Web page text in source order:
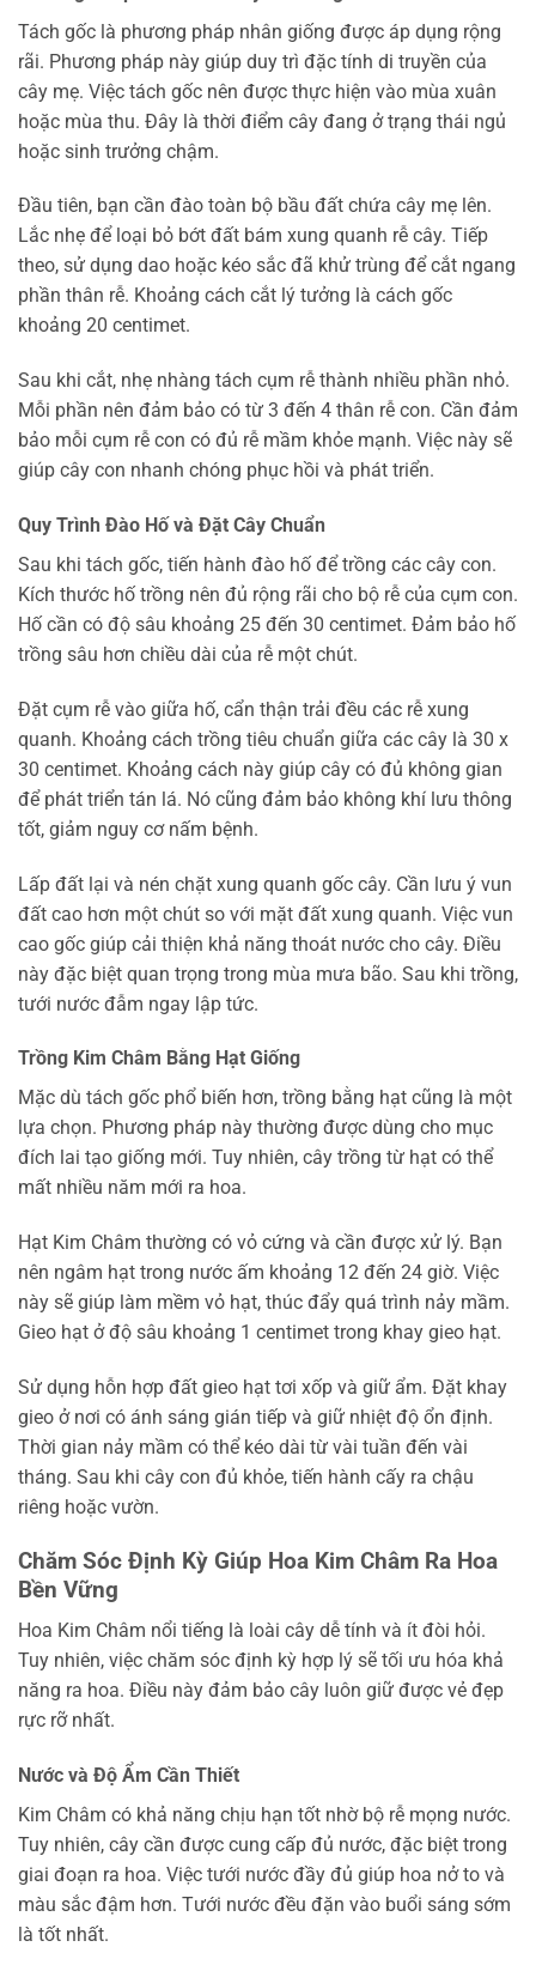
Tách gốc là phương pháp nhân giống được áp dụng rộng
rãi. Phương pháp này giúp duy trì đặc tính di truyền của
cây mẹ. Việc tách gốc nên được thực hiện vào mùa xuân
hoặc mùa thu. Đây là thời điểm cây đang ở trạng thái ngủ
hoặc sinh trưởng chậm.
Đầu tiên, bạn cần đào toàn bộ bầu đất chứa cây mẹ lên.
Lắc nhẹ để loại bỏ bớt đất bám xung quanh rễ cây. Tiếp
theo, sử dụng dao hoặc kéo sắc đã khử trùng để cắt ngang
phần thân rễ. Khoảng cách cắt lý tưởng là cách gốc
khoảng 20 centimet.
Sau khi cắt, nhẹ nhàng tách cụm rễ thành nhiều phần nhỏ.
Mỗi phần nên đảm bảo có từ 3 đến 4 thân rễ con. Cần đảm
bảo mỗi cụm rễ con có đủ rễ mầm khỏe mạnh. Việc này sẽ
giúp cây con nhanh chóng phục hồi và phát triển.
Quy Trình Đào Hố và Đặt Cây Chuẩn
Sau khi tách gốc, tiến hành đào hố để trồng các cây con.
Kích thước hố trồng nên đủ rộng rãi cho bộ rễ của cụm con.
Hố cần có độ sâu khoảng 25 đến 30 centimet. Đảm bảo hố
trồng sâu hơn chiều dài của rễ một chút.
Đặt cụm rễ vào giữa hố, cẩn thận trải đều các rễ xung
quanh. Khoảng cách trồng tiêu chuẩn giữa các cây là 30 x
30 centimet. Khoảng cách này giúp cây có đủ không gian
để phát triển tán lá. Nó cũng đảm bảo không khí lưu thông
tốt, giảm nguy cơ nấm bệnh.
Lấp đất lại và nén chặt xung quanh gốc cây. Cần lưu ý vun
đất cao hơn một chút so với mặt đất xung quanh. Việc vun
cao gốc giúp cải thiện khả năng thoát nước cho cây. Điều
này đặc biệt quan trọng trong mùa mưa bão. Sau khi trồng,
tưới nước đẫm ngay lập tức.
Trồng Kim Châm Bằng Hạt Giống
Mặc dù tách gốc phổ biến hơn, trồng bằng hạt cũng là một
lựa chọn. Phương pháp này thường được dùng cho mục
đích lai tạo giống mới. Tuy nhiên, cây trồng từ hạt có thể
mất nhiều năm mới ra hoa.
Hạt Kim Châm thường có vỏ cứng và cần được xử lý. Bạn
nên ngâm hạt trong nước ấm khoảng 12 đến 24 giờ. Việc
này sẽ giúp làm mềm vỏ hạt, thúc đẩy quá trình nảy mầm.
Gieo hạt ở độ sâu khoảng 1 centimet trong khay gieo hạt.
Sử dụng hỗn hợp đất gieo hạt tơi xốp và giữ ẩm. Đặt khay
gieo ở nơi có ánh sáng gián tiếp và giữ nhiệt độ ổn định.
Thời gian nảy mầm có thể kéo dài từ vài tuần đến vài
tháng. Sau khi cây con đủ khỏe, tiến hành cấy ra chậu
riêng hoặc vườn.
Chăm Sóc Định Kỳ Giúp Hoa Kim Châm Ra Hoa
Bền Vững
Hoa Kim Châm nổi tiếng là loài cây dễ tính và ít đòi hỏi.
Tuy nhiên, việc chăm sóc định kỳ hợp lý sẽ tối ưu hóa khả
năng ra hoa. Điều này đảm bảo cây luôn giữ được vẻ đẹp
rực rỡ nhất.
Nước và Độ Ẩm Cần Thiết
Kim Châm có khả năng chịu hạn tốt nhờ bộ rễ mọng nước.
Tuy nhiên, cây cần được cung cấp đủ nước, đặc biệt trong
giai đoạn ra hoa. Việc tưới nước đầy đủ giúp hoa nở to và
màu sắc đậm hơn. Tưới nước đều đặn vào buổi sáng sớm
là tốt nhất.